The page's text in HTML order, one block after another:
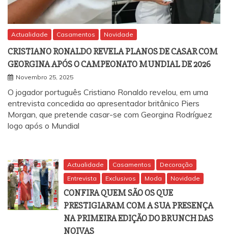
Actualidade Casamentos Novidade
CRISTIANO RONALDO REVELA PLANOS DE CASAR COM
GEORGINA APÓS O CAMPEONATO MUNDIAL DE 2026
Novembro 25, 2025
O jogador português Cristiano Ronaldo revelou, em uma
entrevista concedida ao apresentador britânico Piers
Morgan, que pretende casar-se com Georgina Rodríguez
logo após o Mundial
Actualidade Casamentos
Decoração
Entrevista
Exclusivos Moda Novidade
CONFIRA QUEM SÃO OS QUE
PRESTIGIARAM COM A SUA PRESENÇA
NA PRIMEIRA EDIÇÃO DO BRUNCH DAS
NOIVAS